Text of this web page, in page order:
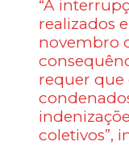
“A
realizados
novembro
requer que
coletivos”,